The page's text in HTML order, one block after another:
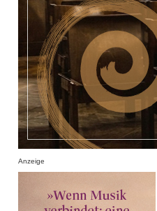
Anzeige